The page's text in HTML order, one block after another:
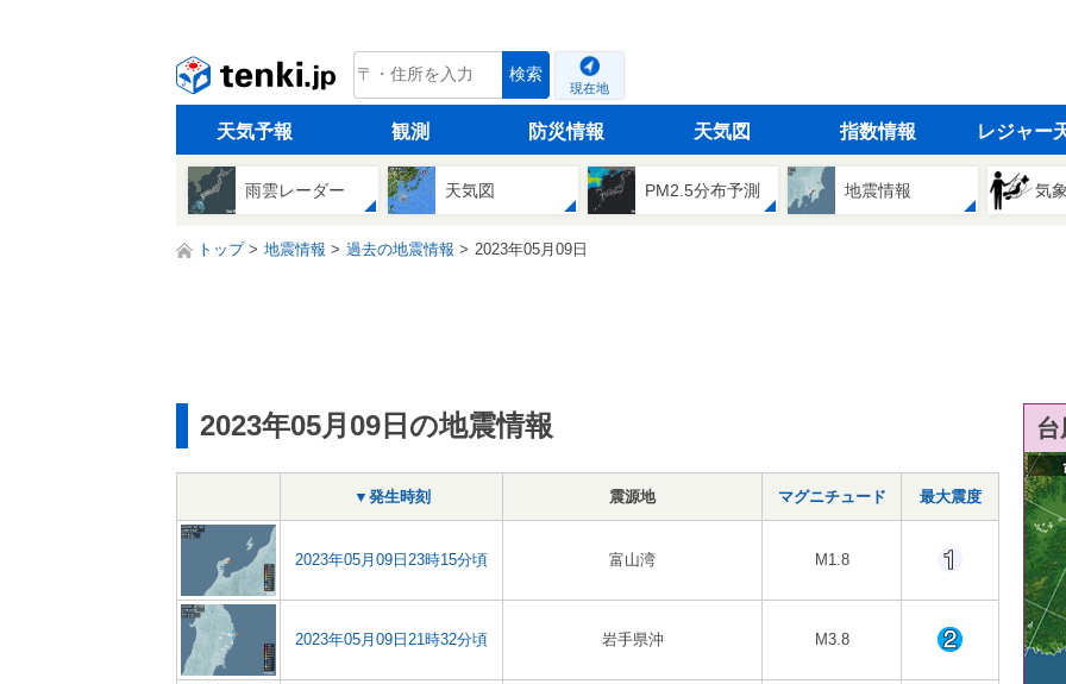
tenki.jp 検索
現在地
天気予報 観測 防災情報 天気図 指数情報 レジャー
雨雲レーダー 天気図 PM2.5分布予測 地震情報 気
トップ 地震情報 過去の地震情報 2023年05月09日
2023年05月09日の地震情報
▼発生時刻 震源地 マグニチュード 最大震度
2023年05月09日23時15分頃 富山湾 M1.8
2023年05月09日21時32分頃 岩手県沖 M3.8